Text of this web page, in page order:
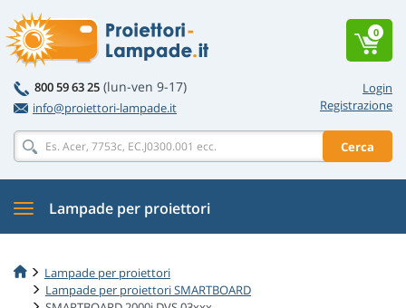
Login
Registrazione
800 59 63 25 (lun-ven 9-17)
info@proiettori-lampade.it
Cerca
0
Lampade per proiettori
Lampade per proiettori
Lampade per proiettori SMARTBOARD